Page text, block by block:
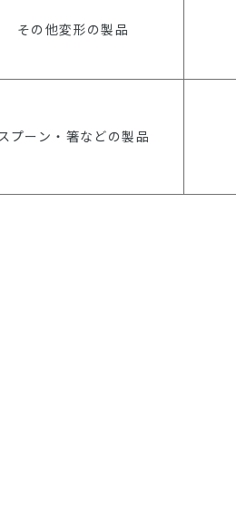
その他変形の製品
プーン・箸などの製品